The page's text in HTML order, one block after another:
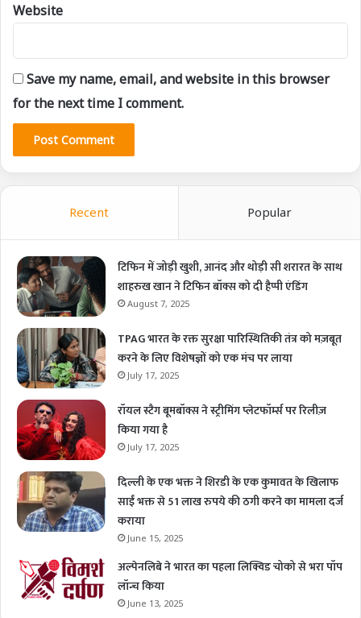
Website
Save my name, email, and website in this browser
for the next time I comment.
Recent Popular
टिफिन में जोड़ी खुशी, आनंद और थोड़ी सी शरारत के साथ
शाहरुख खान ने टिफिन बॉक्स को दी हैप्पी एंडिंग
August 7, 2025
TPAG भारत के रक्त सुरक्षा पारिस्थितिकी तंत्र को मज़बूत
करने के लिए विशेषज्ञों को एक मंच पर लाया
July 17, 2025
रॉयल स्टैग बूमबॉक्स ने स्ट्रीमिंग प्लेटफॉर्म्स पर रिलीज़
किया गया है
July 17, 2025
दिल्ली के एक भक्त ने शिरडी के एक कुमावत के खिलाफ
साईं भक्त से 51 लाख रुपये की ठगी करने का मामला दर्ज
कराया
June 15, 2025
अल्पेनलिबे ने भारत का पहला लिक्विड चोको से भरा पॉप
लॉन्च किया
June 13, 2025